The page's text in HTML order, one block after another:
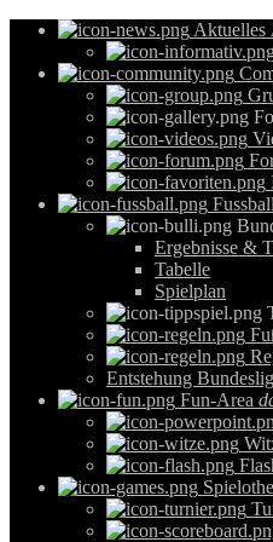
Aktuelles
Fussball
Ergebnisse &
Tabelle
Spielplan
Entstehung
Fun-Area